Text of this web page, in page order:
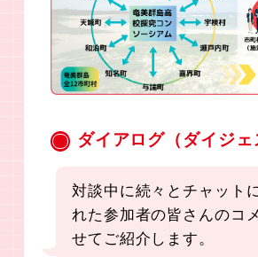
ダイアログ（ダイジェ
対談中に続々とチャット
れた参加者の皆さんのコ
せてご紹介します。